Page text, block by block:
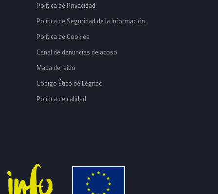
Política de Privacidad
Política de Seguridad de la Información
Política de Cookies
Canal de denuncias de acoso
Mapa del sitio
Código Ético de Legitec
Política de calidad